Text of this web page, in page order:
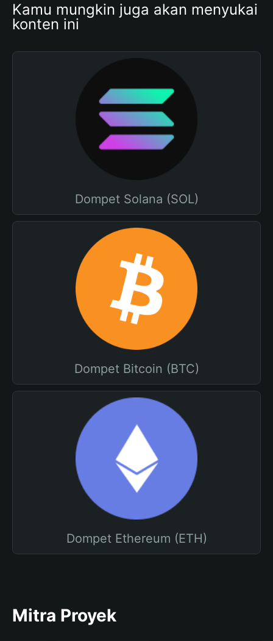
Kamu mungkin juga akan menyukai
konten ini
Dompet Solana (SOL)
Dompet Bitcoin (BTC)
Dompet Ethereum (ETH)
Mitra Proyek